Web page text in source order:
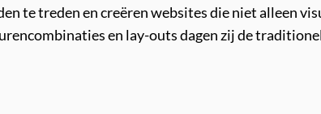
te treden en creëren websites die niet alleen
en lay-outs dagen zij de